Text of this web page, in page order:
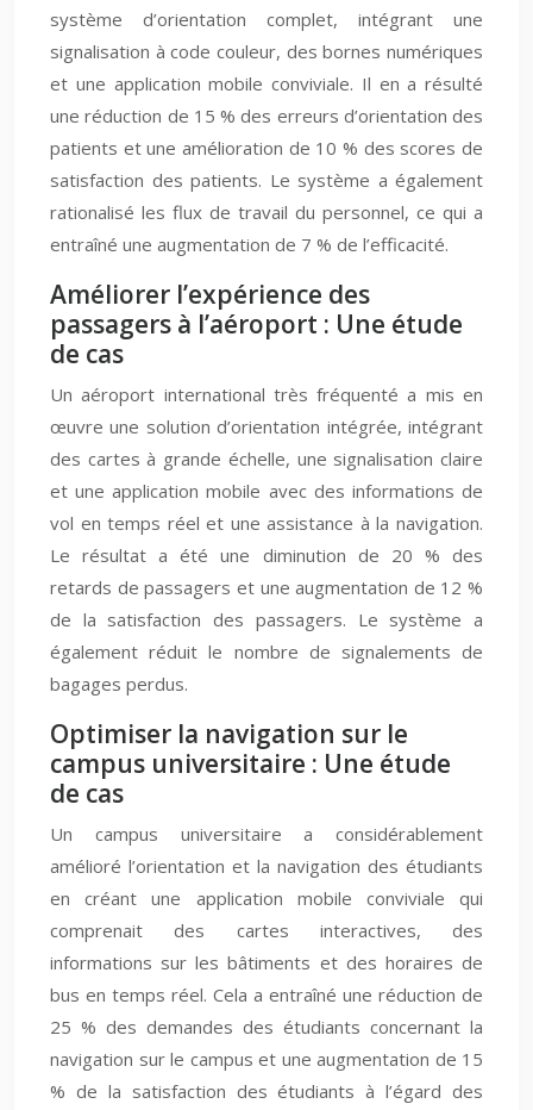
système d’orientation complet, intégrant une
signalisation à code couleur, des bornes numériques
et une application mobile conviviale. Il en a résulté
une réduction de 15 % des erreurs d’orientation des
patients et une amélioration de 10 % des scores de
satisfaction des patients. Le système a également
rationalisé les flux de travail du personnel, ce qui a
entraîné une augmentation de 7 % de l’efficacité.
Améliorer l’expérience des
passagers à l’aéroport : Une étude
de cas
Un aéroport international très fréquenté a mis en
œuvre une solution d’orientation intégrée, intégrant
des cartes à grande échelle, une signalisation claire
et une application mobile avec des informations de
vol en temps réel et une assistance à la navigation.
Le résultat a été une diminution de 20 % des
retards de passagers et une augmentation de 12 %
de la satisfaction des passagers. Le système a
également réduit le nombre de signalements de
bagages perdus.
Optimiser la navigation sur le
campus universitaire : Une étude
de cas
Un campus universitaire a considérablement
amélioré l’orientation et la navigation des étudiants
en créant une application mobile conviviale qui
comprenait des cartes interactives, des
informations sur les bâtiments et des horaires de
bus en temps réel. Cela a entraîné une réduction de
25 % des demandes des étudiants concernant la
navigation sur le campus et une augmentation de 15
% de la satisfaction des étudiants à l’égard des